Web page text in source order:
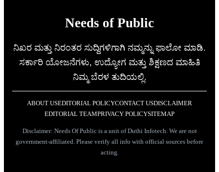
Needs of Public
ನಿಖರ ಮತ್ತು ನಿರಂತರ ಸುದ್ದಿಗಳಿಗಾಗಿ ನಮ್ಮನ್ನು ಫಾಲೋ ಮಾಡಿ.
ಸರ್ಕಾರಿ ಯೋಜನೆಗಳು, ಉದ್ಯೋಗ ಮತ್ತು ಶಿಕ್ಷಣದ ಮಾಹಿತಿ
ನಿಮ್ಮ ಬೆರಳ ತುದಿಯಲ್ಲಿ.
ABOUT USEDITORIAL POLICYCONTACT USDISCLAIMER
EDITORIAL TEAMPRIVACY POLICYSITEMAP
Disclaimer: Needs Of Public is a unit of Duthi Infotech. We are not
government-affiliated. Please verify all info with official sources before
acting.